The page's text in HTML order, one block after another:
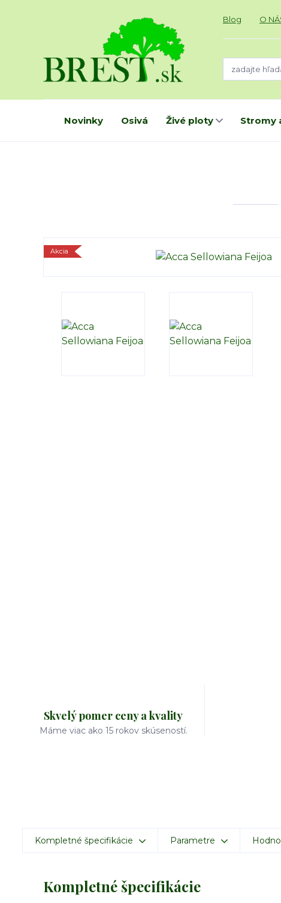
Blog O
Novinky Osivá Živé ploty Stromy
Akcia
Skvelý pomer ceny a kvality
Máme viac ako 15 rokov skúseností.
Kompletné špecifikácie Parametre
Kompletné špecifikácie